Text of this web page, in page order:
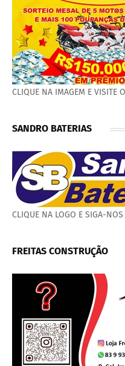
CLIQUE NA IMAGEM E VISITE
SANDRO BATERIAS
CLIQUE NA LOGO E SIGA-
FREITAS CONSTRUÇÃO